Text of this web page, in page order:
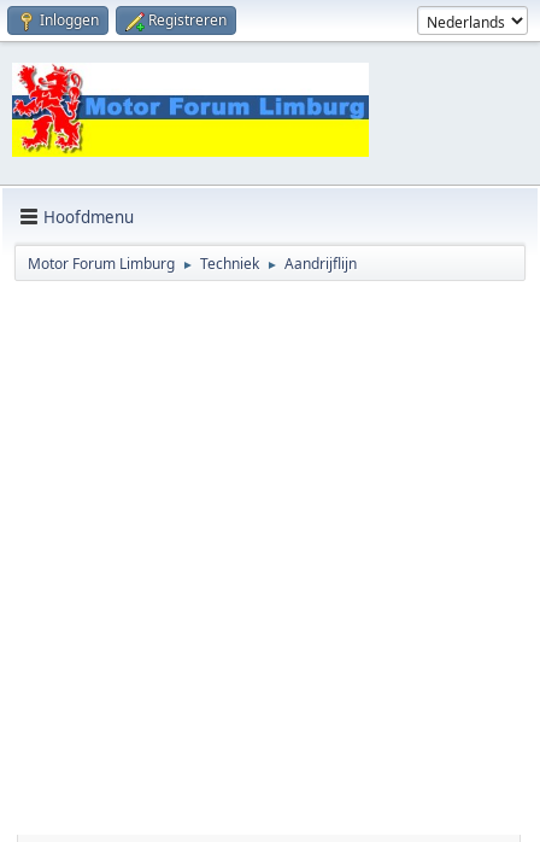
Inloggen Registreren
Hoofdmenu
Motor Forum Limburg ► Techniek ► Aandrijflijn